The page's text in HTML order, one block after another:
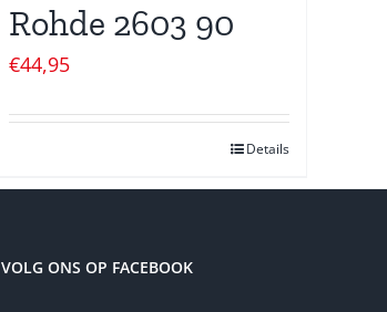
Rohde 2603 90
€44,95
Details
VOLG ONS OP FACEBOOK